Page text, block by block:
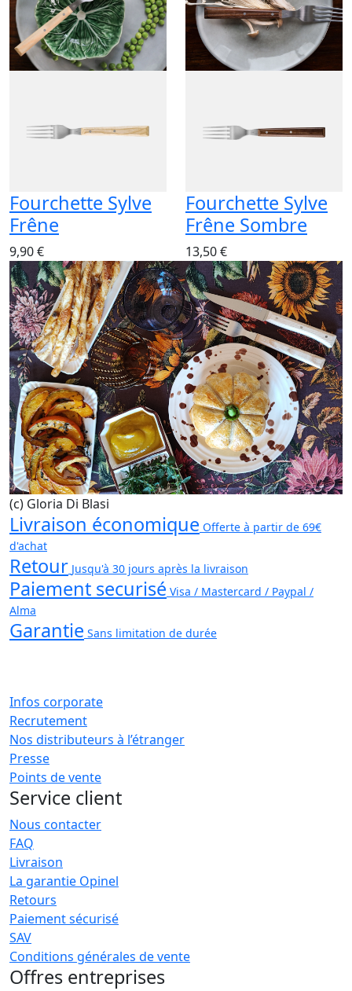
Fourchette Sylve
Frêne
9,90 €
Fourchette Sylve
Frêne Sombre
13,50 €
(c) Gloria Di Blasi
Livraison économique Offerte à partir de 69€
d'achat
Retour Jusqu'à 30 jours après la livraison
Paiement securisé Visa / Mastercard / Paypal /
Alma
Garantie Sans limitation de durée
Infos corporate
Recrutement
Nos distributeurs à l’étranger
Presse
Points de vente
Service client
Nous contacter
FAQ
Livraison
La garantie Opinel
Retours
Paiement sécurisé
SAV
Conditions générales de vente
Offres entreprises